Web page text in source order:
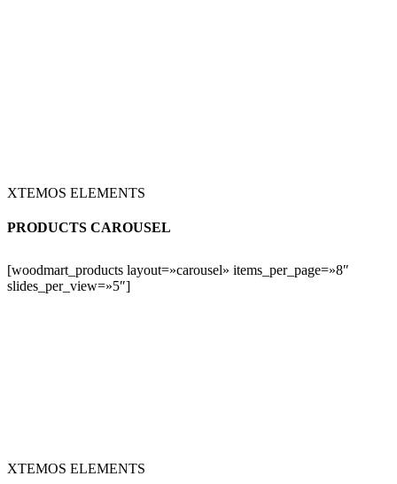
XTEMOS ELEMENTS
PRODUCTS CAROUSEL
[woodmart_products layout=»carousel» items_per_page=»8″
slides_per_view=»5″]
XTEMOS ELEMENTS